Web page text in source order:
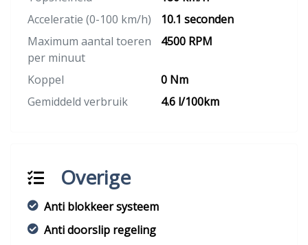
Acceleratie (0-100 km/h)
10.1 seconden
Maximum aantal toeren
per minuut
4500 RPM
Koppel
0 Nm
Gemiddeld verbruik
4.6 l/100km
Overige
Anti blokkeer systeem
Anti doorslip regeling